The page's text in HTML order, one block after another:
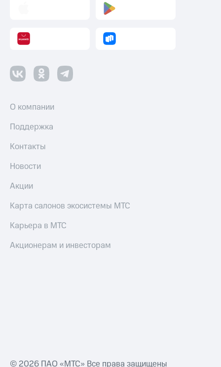
О компании
Поддержка
Контакты
Новости
Акции
Карта салонов экосистемы МТС
Карьера в МТС
Акционерам и инвесторам
© 2026 ПАО «МТС» Все права защищены